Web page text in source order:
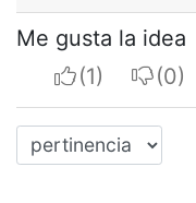
Me gusta la idea
I apreciate
I